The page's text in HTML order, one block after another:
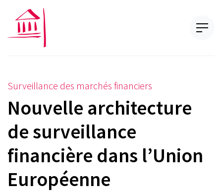
Surveillance des marchés financiers
Nouvelle architecture
de surveillance
financière dans l’Union
Européenne